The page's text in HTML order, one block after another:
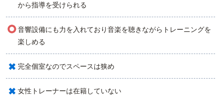
から指導を受けられる
○音響設備にも力を入れており音楽を聴きながらトレーニングを
楽しめる
× 完全個室なのでスペースは狭め
× 女性トレーナーは在籍していない